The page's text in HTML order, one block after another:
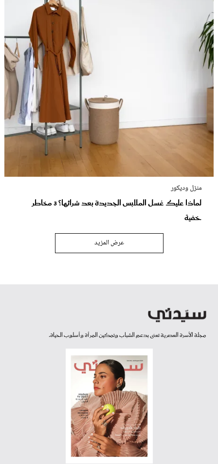
منزل وديكور
لماذا عليك غسل الملابس الجديدة بعد شرائها؟ 3 مخاطر
خفية
عرض المزيد
مجلة الأسرة العصرية تعنى بدعم الشباب وتمكين المرأة وأسلوب الحياة.